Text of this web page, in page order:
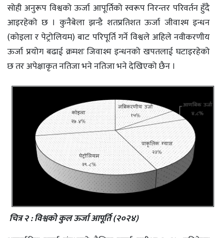
सोही अनुरूप विश्वको ऊर्जा आपूर्तिको स्वरूप निरन्तर परिवर्तन हुँदै
आइरहेको छ । कुनैबेला झन्डै शतप्रतिशत ऊर्जा जीवाश्म इन्धन
(कोइला र पेट्रोलियम) बाट परिपूर्ति गर्ने विश्वले अहिले नवीकरणीय
ऊर्जा प्रयोग बढाई क्रमशः जिवाश्म इन्धनको खपतलाई घटाइरहेको
छ तर अपेक्षाकृत नतिजा भने नतिजा भने देखिएको छैन ।
चित्र २ : विश्वको कुल ऊर्जा आपूर्ति (२०२४)